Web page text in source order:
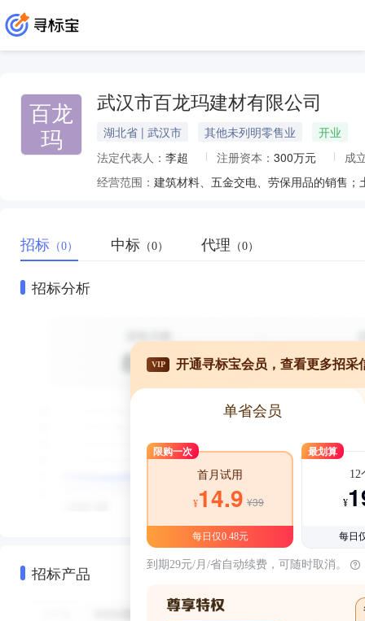
百龙
玛
武汉市百龙玛建材有限公司
湖北省 | 武汉市 其他未列明零售业
开业
法定代表人： 李超 注册资本： 300万元
成
经营范围： 建筑材料、五金交电、劳保用品的销售
招标 （0） 中标 （0） 代理 （0）
招标分析
招标产品
VIP 开通寻标宝会员，查看更多招采
单省会员
限购一次
首月试用
¥14.9 ¥39
每日仅0.48元
最划算
12
¥
每日
到期29元/月/省自动续费，可随时取消。